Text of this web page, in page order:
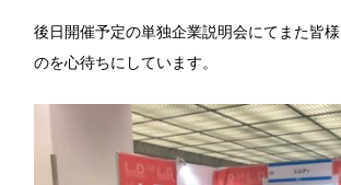
後日開催予定の単独企業説明会にてまた皆
のを心待ちにしています。